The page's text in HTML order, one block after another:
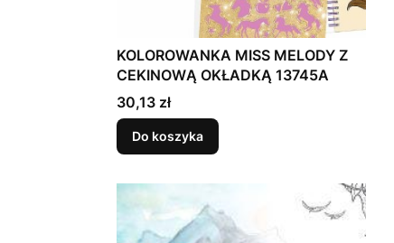
KOLOROWANKA MISS MELODY Z
CEKINOWĄ OKŁADKĄ 13745A
Cena
30,13 zł
Do koszyka